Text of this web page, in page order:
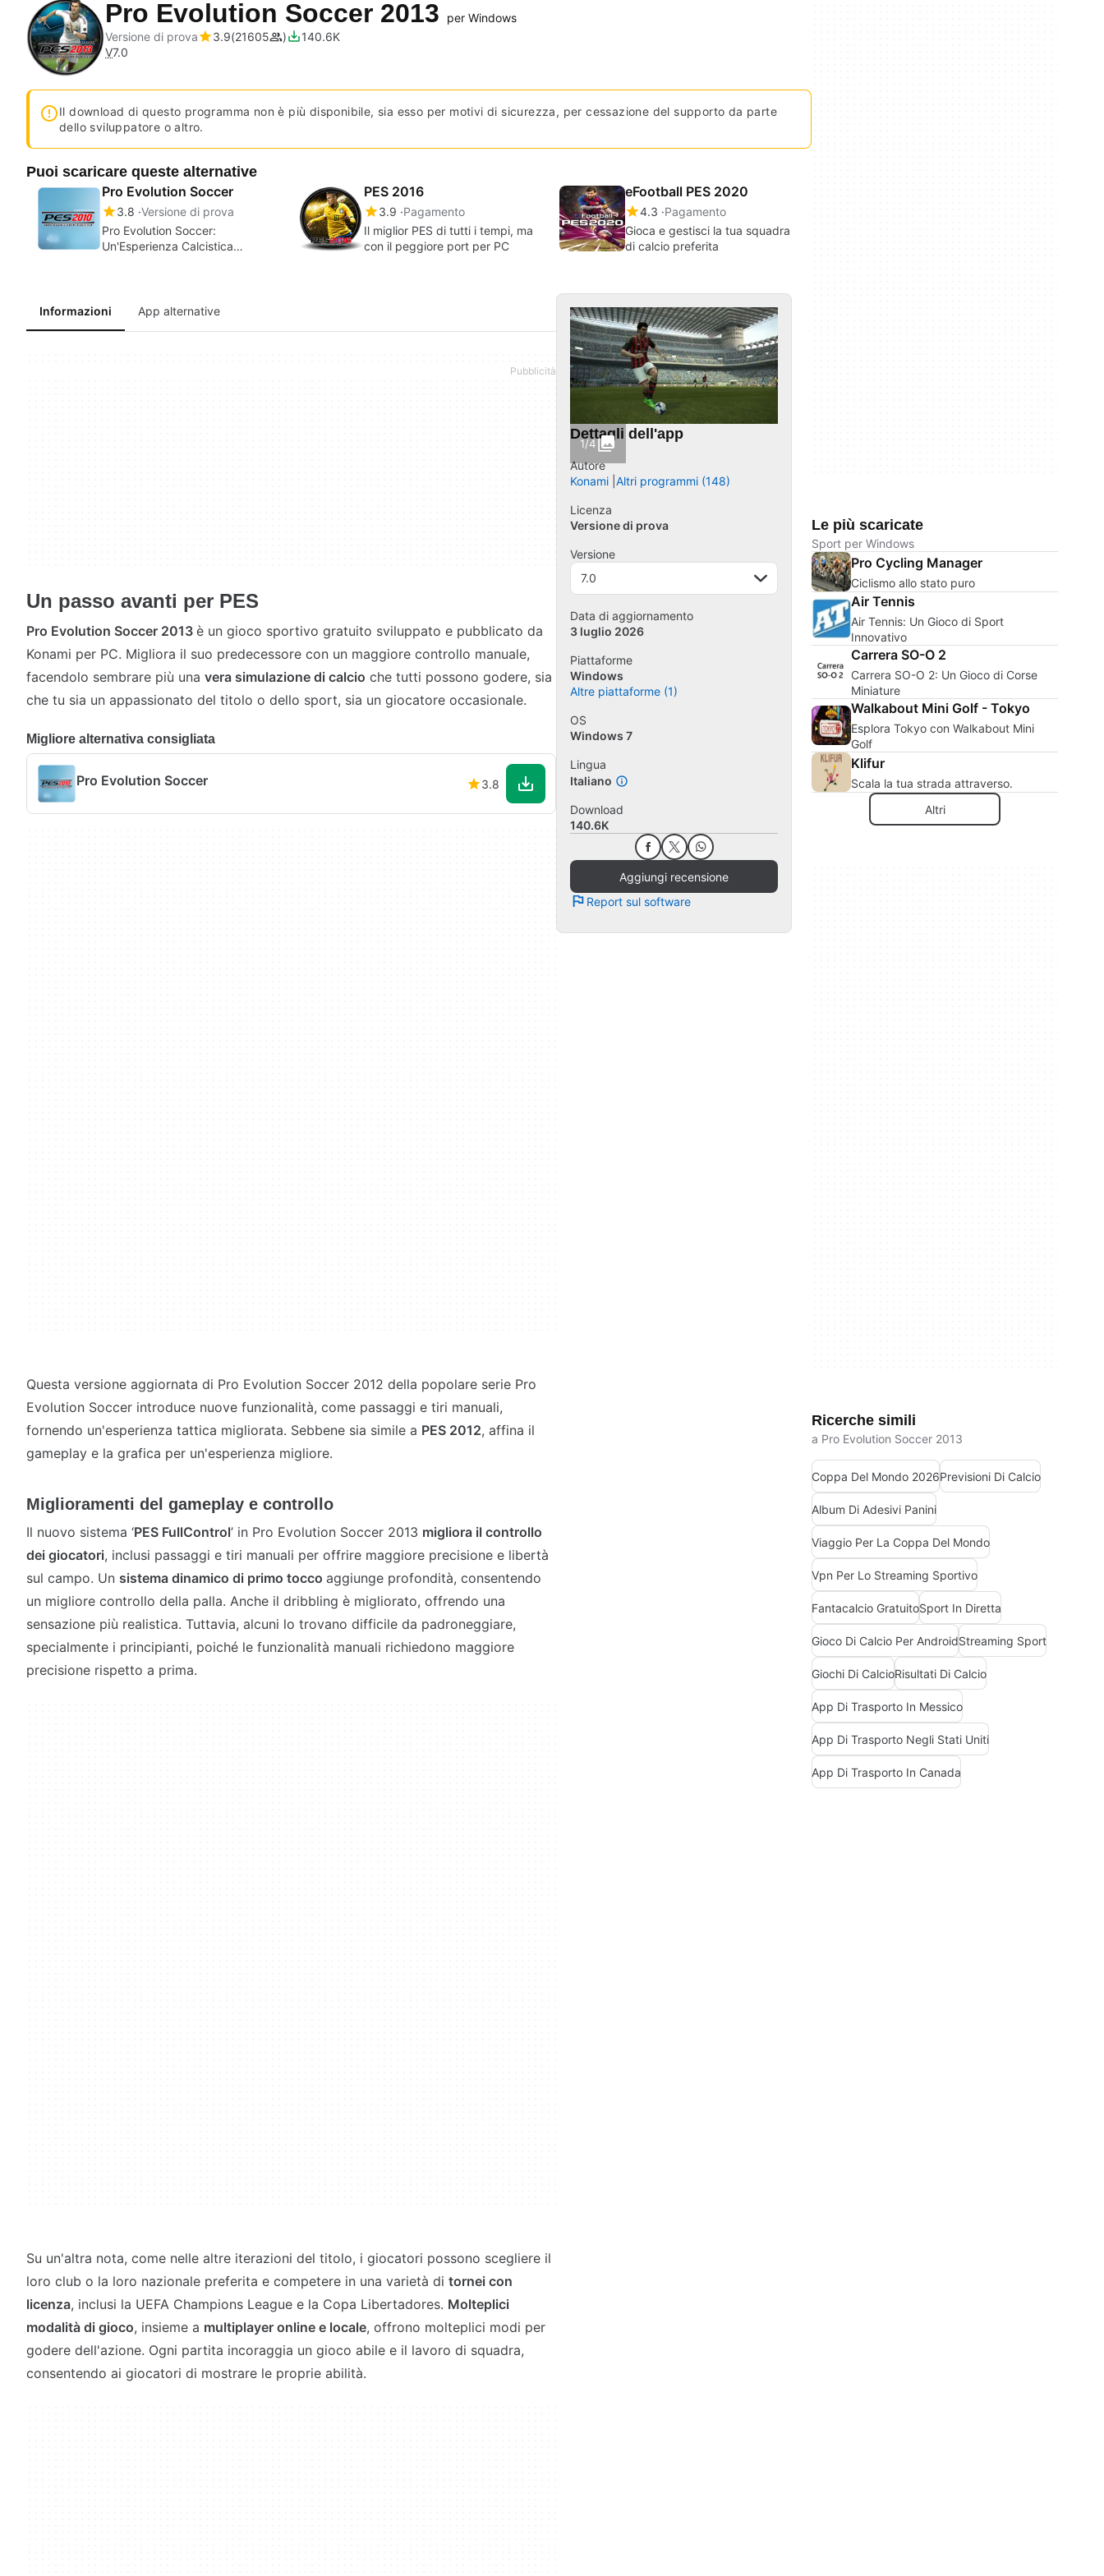
Pro Evolution Soccer 2013
per Windows
Versione di prova
3.9 21605
140.6K
V7.0
Il download di questo programma non è più disponibile, sia esso per motivi di sicurezza, per cessazione del supporto da parte
dello sviluppatore o altro.
Puoi scaricare queste alternative
Pro Evolution Soccer
3.8 Versione di prova
Pro Evolution Soccer:
Un'Esperienza Calcistica
PES 2016
3.9 Pagamento
Il miglior PES di tutti i tempi, ma
con il peggiore port per PC
eFootball PES 2020
4.3 Pagamento
Gioca e gestisci la tua squadra
di calcio preferita
Informazioni App alternative
Un passo avanti per PES
Pro Evolution Soccer 2013 è un gioco sportivo gratuito sviluppato e pubblicato da
Konami per PC. Migliora il suo predecessore con un maggiore controllo manuale,
facendolo sembrare più una vera simulazione di calcio che tutti possono godere, sia
che tu sia un appassionato del titolo o dello sport, sia un giocatore occasionale.
Migliore alternativa consigliata
Pro Evolution Soccer 3.8
Questa versione aggiornata di Pro Evolution Soccer 2012 della popolare serie Pro
Evolution Soccer introduce nuove funzionalità, come passaggi e tiri manuali,
fornendo un'esperienza tattica migliorata. Sebbene sia simile a PES 2012, affina il
gameplay e la grafica per un'esperienza migliore.
Miglioramenti del gameplay e controllo
Il nuovo sistema ‘PES FullControl’ in Pro Evolution Soccer 2013 migliora il controllo
dei giocatori, inclusi passaggi e tiri manuali per offrire maggiore precisione e libertà
sul campo. Un sistema dinamico di primo tocco aggiunge profondità, consentendo
un migliore controllo della palla. Anche il dribbling è migliorato, offrendo una
sensazione più realistica. Tuttavia, alcuni lo trovano difficile da padroneggiare,
specialmente i principianti, poiché le funzionalità manuali richiedono maggiore
precisione rispetto a prima.
Su un'altra nota, come nelle altre iterazioni del titolo, i giocatori possono scegliere il
loro club o la loro nazionale preferita e competere in una varietà di tornei con
licenza, inclusi la UEFA Champions League e la Copa Libertadores. Molteplici
modalità di gioco, insieme a multiplayer online e locale, offrono molteplici modi per
godere dell'azione. Ogni partita incoraggia un gioco abile e il lavoro di squadra,
consentendo ai giocatori di mostrare le proprie abilità.
1/4
Dettagli dell'app
Autore
Konami Altri programmi (148)
Licenza
Versione di prova
Versione
7.0
Data di aggiornamento
3 luglio 2026
Piattaforme
Windows
Altre piattaforme (1)
OS
Windows 7
Lingua
Italiano
Download
140.6K
Aggiungi recensione
Report sul software
Le più scaricate
Sport per Windows
Pro Cycling Manager
Ciclismo allo stato puro
Air Tennis
Air Tennis: Un Gioco di Sport
Innovativo
Carrera SO-O 2
Carrera SO-O 2: Un Gioco di Corse
Miniature
Walkabout Mini Golf - Tokyo
Esplora Tokyo con Walkabout Mini
Golf
Klifur
Scala la tua strada attraverso.
Altri
Ricerche simili
a Pro Evolution Soccer 2013
Coppa Del Mondo 2026Previsioni Di Calcio
Album Di Adesivi Panini
Viaggio Per La Coppa Del Mondo
Vpn Per Lo Streaming Sportivo
Fantacalcio GratuitoSport In Diretta
Gioco Di Calcio Per AndroidStreaming Sport
Giochi Di CalcioRisultati Di Calcio
App Di Trasporto In Messico
App Di Trasporto Negli Stati Uniti
App Di Trasporto In Canada